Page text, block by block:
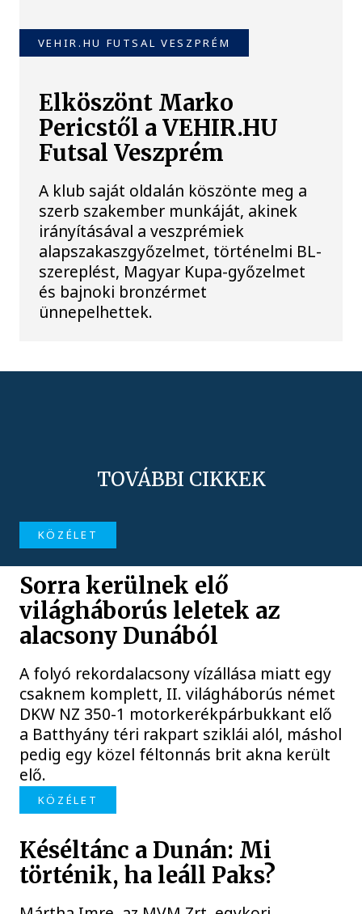
VEHIR.HU FUTSAL VESZPRÉM
Elköszönt Marko
Pericstől a VEHIR.HU
Futsal Veszprém
A klub saját oldalán köszönte meg a
szerb szakember munkáját, akinek
irányításával a veszprémiek
alapszakaszgyőzelmet, történelmi BL-
szereplést, Magyar Kupa-győzelmet
és bajnoki bronzérmet
ünnepelhettek.
TOVÁBBI CIKKEK
KÖZÉLET
Sorra kerülnek elő
világháborús leletek az
alacsony Dunából
A folyó rekordalacsony vízállása miatt egy
csaknem komplett, II. világháborús német
DKW NZ 350-1 motorkerékpárbukkant elő
a Batthyány téri rakpart sziklái alól, máshol
pedig egy közel féltonnás brit akna került
elő.
KÖZÉLET
Késéltánc a Dunán: Mi
történik, ha leáll Paks?